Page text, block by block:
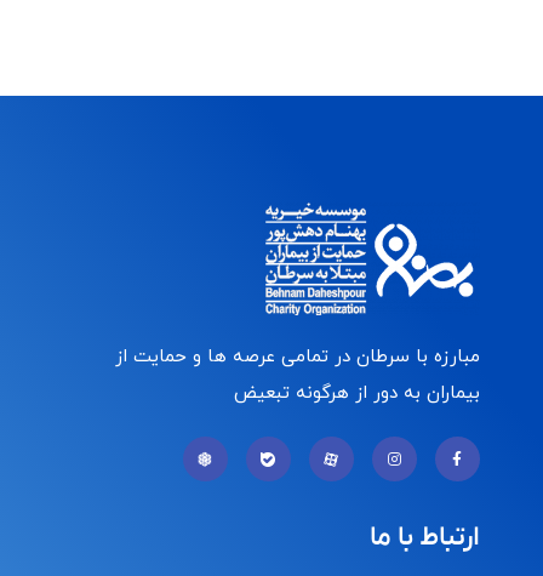
مبارزه با سرطان در تمامی عرصه ها و حمایت از
بیماران به دور از هرگونه تبعیض
ارتباط با ما